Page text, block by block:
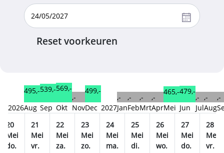
Reset voorkeuren
2026
495,-
Aug
539,-
Sep
569,-
Okt
,-
Nov
499,-
Dec 2027
,-
Jan
,-
Feb
,-
Mrt
,-
Apr
465,-
Mei
479,-
Jun
,-
Jul
,-
Aug
,-
20
Mei
do.
21
Mei
vr.
22
Mei
za.
23
Mei
zo.
24
Mei
ma.
25
Mei
di.
26
Mei
wo.
27
Mei
do.
28
Mei
vr.